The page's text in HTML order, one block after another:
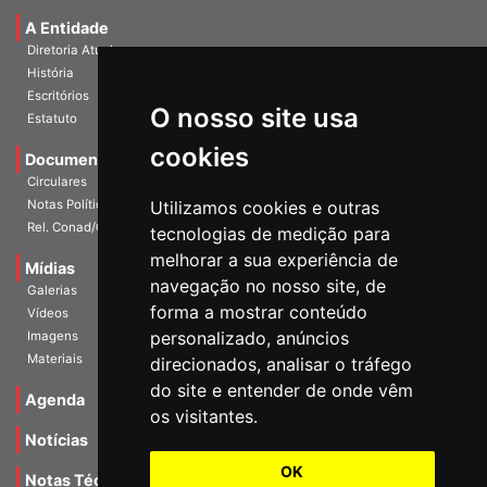
O nosso site usa
cookies
Utilizamos cookies e outras
tecnologias de medição para
melhorar a sua experiência de
navegação no nosso site, de
forma a mostrar conteúdo
personalizado, anúncios
direcionados, analisar o tráfego
do site e entender de onde vêm
os visitantes.
OK
A Entidade
Diretoria Atual
História
Escritórios
Documentos
Circulares
Notas Políticas
Rel. Conad/Congresso
Mídias
Galerias
Vídeos
Imagens